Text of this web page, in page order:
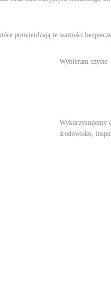
potwierdzają te wartości
Wybieram czyste
Wykorzystujemy
środowisko,